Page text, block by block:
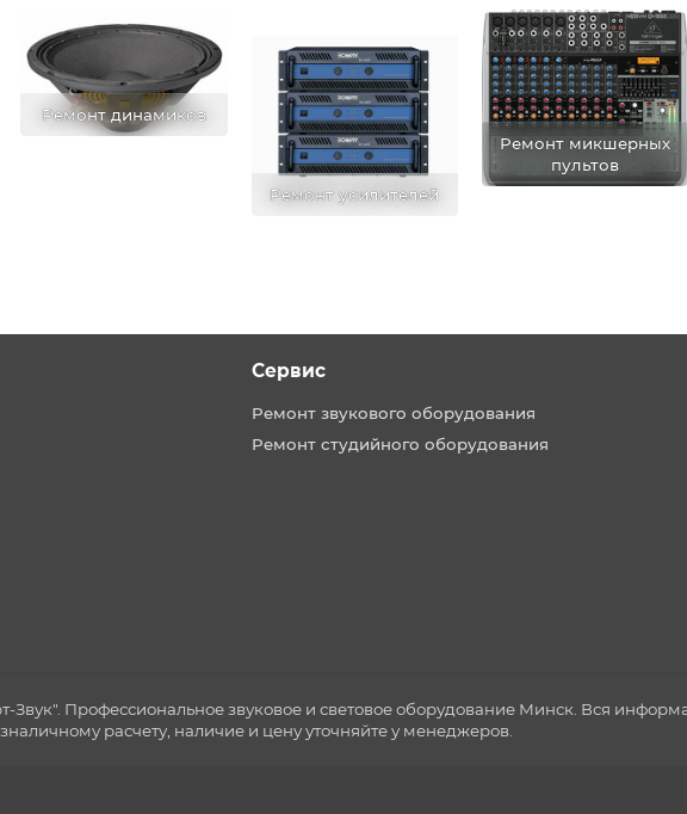
Ремонт динамиков
Ремонт усилителей
Ремонт микшерных
пультов
Сервис
Ремонт звукового оборудования
Ремонт студийного оборудования
Звук". Профессиональное звуковое и световое оборудование Минск. Вся
расчету, наличие и цену уточняйте у менеджеров.